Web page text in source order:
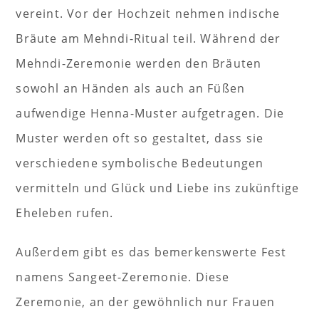
vereint. Vor der Hochzeit nehmen indische
Bräute am Mehndi-Ritual teil. Während der
Mehndi-Zeremonie werden den Bräuten
sowohl an Händen als auch an Füßen
aufwendige Henna-Muster aufgetragen. Die
Muster werden oft so gestaltet, dass sie
verschiedene symbolische Bedeutungen
vermitteln und Glück und Liebe ins zukünftige
Eheleben rufen.
Außerdem gibt es das bemerkenswerte Fest
namens Sangeet-Zeremonie. Diese
Zeremonie, an der gewöhnlich nur Frauen